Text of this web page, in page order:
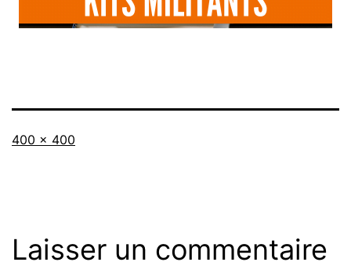
Taille
400 × 400
Laisser un commentaire